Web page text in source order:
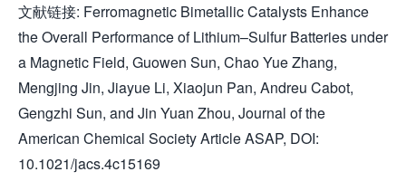
文献链接: Ferromagnetic Bimetallic Catalysts Enhance
the Overall Performance of Lithium–Sulfur Batteries under
a Magnetic Field, Guowen Sun, Chao Yue Zhang,
Mengjing Jin, Jiayue Li, Xiaojun Pan, Andreu Cabot,
Gengzhi Sun, and Jin Yuan Zhou, Journal of the
American Chemical Society Article ASAP, DOI:
10.1021/jacs.4c15169